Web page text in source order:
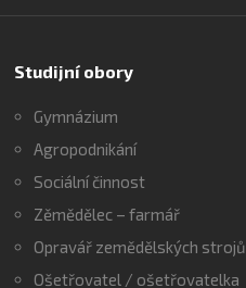
Studijní obory
Gymnázium
Agropodnikání
Sociální činnost
Zěmědělec – farmář
Opravář zemědělských strojů
Ošetřovatel / ošetřovatelka